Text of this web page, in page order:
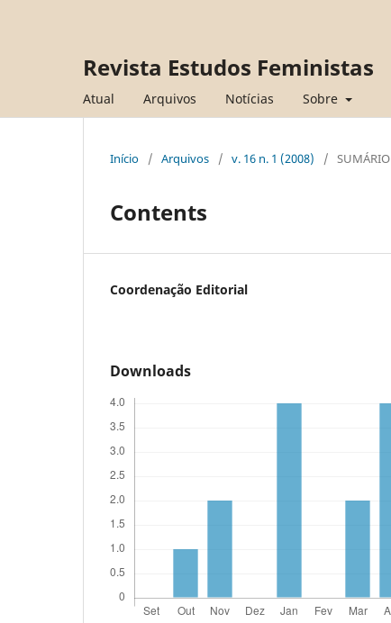
Revista Estudos Feministas
Atual Arquivos Notícias Sobre
Início / Arquivos / v. 16 n. 1 (2008) / SUMÁRIO
Contents
Coordenação Editorial
Downloads